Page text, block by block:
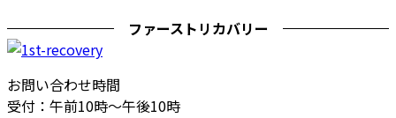
ファーストリカバリー
お問い合わせ時間
受付：午前10時～午後10時